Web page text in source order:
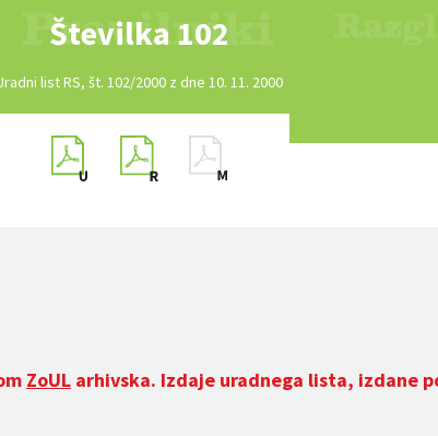
Številka 102
list RS, št. 102/2000 z dne 10. 11. 2000
ZoUL arhivska. Izdaje uradnega lista, izdane